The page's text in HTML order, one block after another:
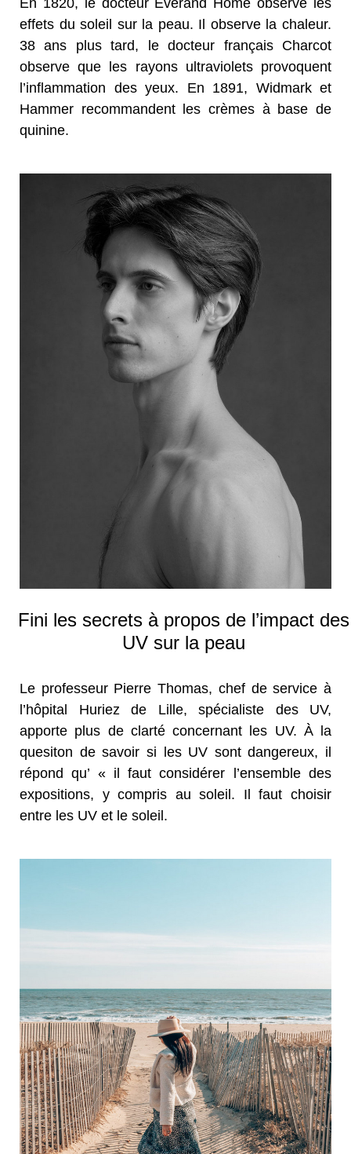
effets du soleil sur la peau. Il observe la chaleur.
38 ans plus tard, le docteur français Charcot
observe que les rayons ultraviolets provoquent
l’inflammation des yeux. En 1891, Widmark et
Hammer recommandent les crèmes à base de
quinine.
Fini les secrets à propos de l’impact des
UV sur la peau
Le professeur Pierre Thomas, chef de service à
l’hôpital Huriez de Lille, spécialiste des UV,
apporte plus de clarté concernant les UV. À la
quesiton de savoir si les UV sont dangereux, il
répond qu’ « il faut considérer l’ensemble des
expositions, y compris au soleil. Il faut choisir
entre les UV et le soleil.